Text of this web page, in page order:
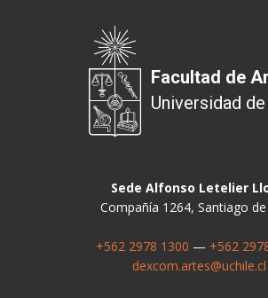
Facultad de
Universidad
Sede Alfonso Letelier
Compañía 1264, Santiago de
+562 2978 1300 — +562
dexcom.artes@uchile.cl